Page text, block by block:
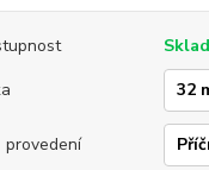
provedení